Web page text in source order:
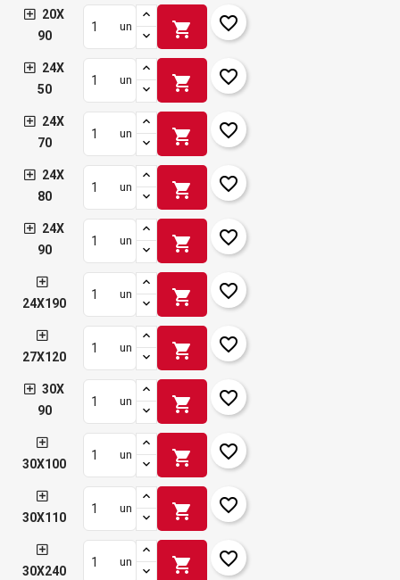
20X
90
un shopping_cart favorite_border
24X
50
un shopping_cart favorite_border
24X
70
un shopping_cart favorite_border
24X
80
un shopping_cart favorite_border
24X
90
un shopping_cart favorite_border
24X190
un shopping_cart favorite_border
27X120
un shopping_cart favorite_border
30X
90
un shopping_cart favorite_border
30X100
un shopping_cart favorite_border
30X110
un shopping_cart favorite_border
30X240
un shopping_cart favorite_border